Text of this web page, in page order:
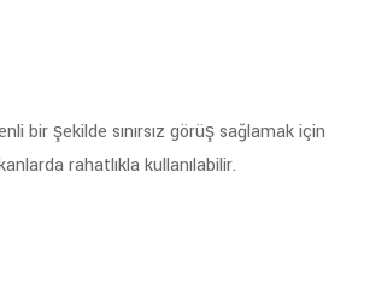
bir şekilde sınırsız görüş sağlamak için
rahatlıkla kullanılabilir.